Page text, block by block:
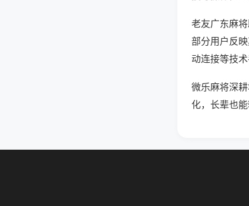
老友广东麻将
部分用户反
动连接等技术
微乐麻将深
化，长辈也